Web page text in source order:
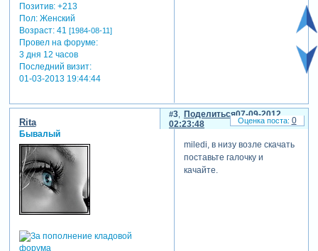
Позитив: +213
Пол:Женский
Возраст:41 [1984-08-11]
Провел на форуме:
3 дня 12 часов
Последний визит:
01-03-2013 19:44:44
Поделиться
3
07-09-2012
02:23:48
Rita
Бывалый
miledi, в низу возле скачать
поставьте галочку и
качайте.
0